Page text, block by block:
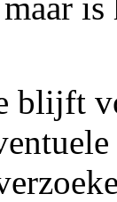
blijft